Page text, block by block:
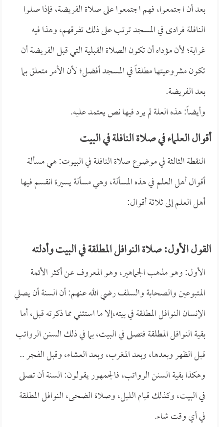
بعد أن اجتمعوا، فهم اجتمعوا على صلاة الفريضة، فإذا صلوا
النافلة فرادى في المسجد ترتب على ذلك تفرقهم، وهذا فيه
غرابة؛ لأن مؤداه أن تكون الصلاة القبلية التي قبل الفريضة أن
تكون مشروعيتها مطلقاً في المسجد أفضل؛ لأن الأمر متعلق بما
بعد الفريضة.
وأيضاً: هذه العلة لم يرد فيها نص يعتمد عليه.
أقوال العلماء في صلاة النافلة في البيت
النقطة الثالثة في موضوع صلاة النافلة في البيوت: هي مسألة
أقوال أهل العلم في هذه المسألة، وهي مسألة يسيرة انقسم فيها
أهل العلم إلى ثلاثة أقوال:
القول الأول: صلاة النوافل المطلقة في البيت وأدلته
الأول: وهو مذهب الجماهير، وهو المعروف عن أكثر الأئمة
المتبوعين والصحابة والسلف رضي الله عنهم: أن السنة أن يصلي
الإنسان النوافل المطلقة في بيته،إلا ما استثني مما ذكرته قبل، أما
بقية النوافل المطلقة فتصلى في البيت، بما في ذلك السنن الرواتب
قبل الظهر وبعدها، وبعد المغرب، وبعد العشاء، وقبل الفجر ..
وهكذا بقية السنن الرواتب، فالجمهور يقولون: السنة أن تصلى
في البيت، وكذلك قيام الليل، وصلاة الضحى، النوافل المطلقة
في أي وقت شاء.